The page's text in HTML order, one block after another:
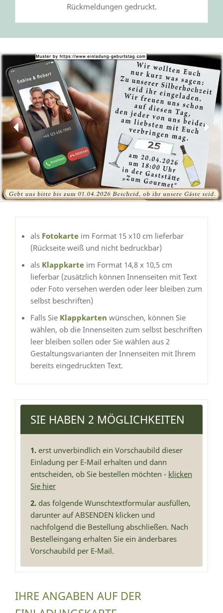
Rückmeldungen gedruckt.
als Fotokarte im Format 15 x10 cm lieferbar
(Rückseite weiß und nicht bedruckbar)
als Klappkarte im Format 14,8 x 10,5 cm
lieferbar (zusätzlich können Innenseiten mit Text
oder Foto versehen werden oder leer bleiben zum
selbst beschriften)
Falls Sie Klappkarten wünschen, können Sie
wählen, ob die Innenseiten zum selbst beschriften
leer bleiben sollen oder Sie wählen aus 2
Gestaltungsvarianten der Innenseiten mit Ihrem
bereits eingedruckten Text.
SIE HABEN 2 MÖGLICHKEITEN
1. erst unverbindlich ein Vorschaubild dieser
Einladung per E-Mail erhalten und dann
entscheiden, ob Sie bestellen möchten - klicken
Sie hier
2. das folgende Wunschtextformular ausfüllen,
darunter auf ABSENDEN klicken und
nachfolgend die Bestellung abschließen. Nach
Bestelleingang erhalten Sie ein änderbares
Vorschaubild per E-Mail.
IHRE ANGABEN AUF DER